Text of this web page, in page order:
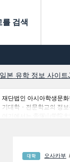
를 검색
일본 유학 정보 사이트
재단법인 아시아학생문
기대학・전문학교의 정
여기에서는 帝塚山学院
오사카부